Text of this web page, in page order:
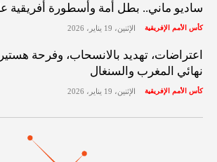
ساديو ماني.. بطل أمة وأسطورة أفريقية
كأس الأمم الإفريقية الإثنين، 19 يناير، 2026
اعتراضات، تهديد بالانسحاب، وفرحة
نهائي المغرب والسنغال
كأس الأمم الإفريقية الإثنين، 19 يناير، 2026